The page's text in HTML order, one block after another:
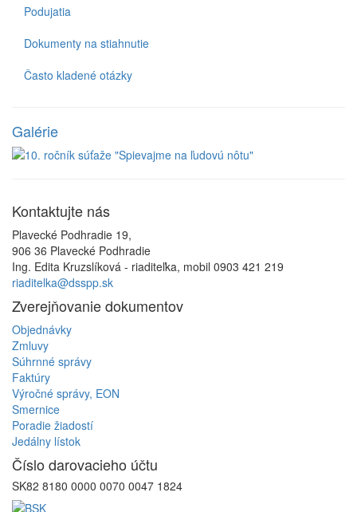
Podujatia
Dokumenty na stiahnutie
Často kladené otázky
Galérie
Kontaktujte nás
Plavecké Podhradie 19,
906 36 Plavecké Podhradie
Ing. Edita Kruzslíková - riaditeľka, mobil 0903 421 219
riaditelka@dsspp.sk
Zverejňovaniedokumentov
Objednávky
Zmluvy
Súhrnné správy
Faktúry
Výročné správy, EON
Smernice
Poradie žiadostí
Jedálny lístok
Číslo darovacieho účtu
SK82 8180 0000 0070 0047 1824